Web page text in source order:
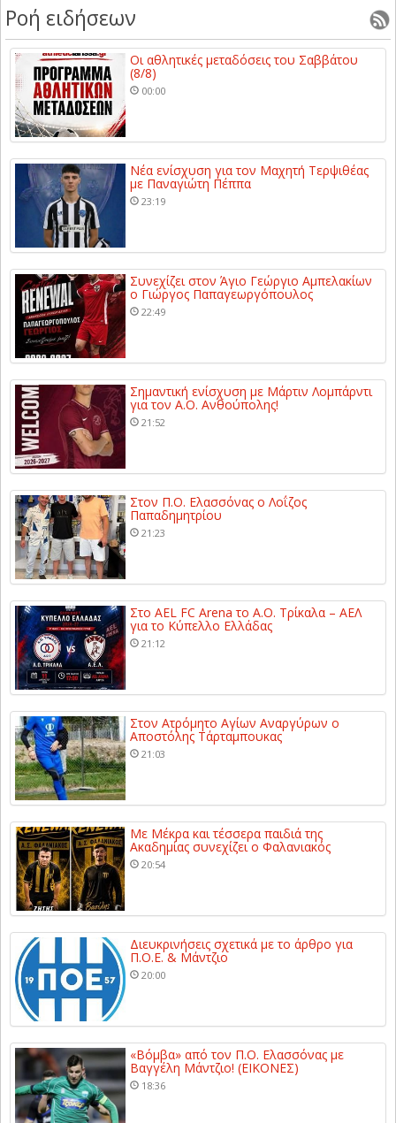
Ροή ειδήσεων
Οι αθλητικές μεταδόσεις του Σαββάτου
(8/8)
00:00
Νέα ενίσχυση για τον Μαχητή Τερψιθέας
με Παναγιώτη Πέππα
23:19
Συνεχίζει στον Άγιο Γεώργιο Αμπελακίων
ο Γιώργος Παπαγεωργόπουλος
22:49
Σημαντική ενίσχυση με Μάρτιν Λομπάρντι
για τον Α.Ο. Ανθούπολης!
21:52
Στον Π.Ο. Ελασσόνας ο Λοΐζος
Παπαδημητρίου
21:23
Στο AEL FC Arena το Α.Ο. Τρίκαλα – ΑΕΛ
για το Κύπελλο Ελλάδας
21:12
Στον Ατρόμητο Αγίων Αναργύρων ο
Αποστόλης Τάρταμπουκας
21:03
Με Μέκρα και τέσσερα παιδιά της
Ακαδημίας συνεχίζει ο Φαλανιακός
20:54
Διευκρινήσεις σχετικά με το άρθρο για
Π.Ο.Ε. & Μάντζιο
20:00
«Βόμβα» από τον Π.Ο. Ελασσόνας με
Βαγγέλη Μάντζιο! (ΕΙΚΟΝΕΣ)
18:36